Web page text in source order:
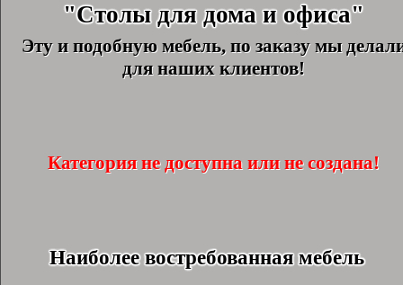
"Столы для дома и офиса"
Эту и подобную мебель, по заказу мы
для наших клиентов!
Категория не доступна или не создана!
Наиболее востребованная мебель